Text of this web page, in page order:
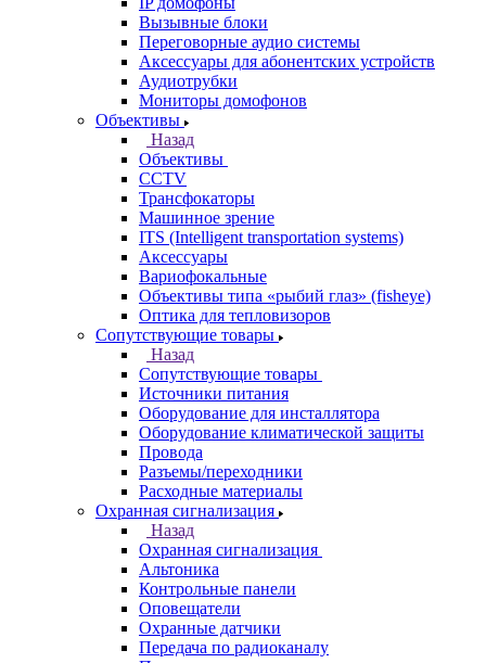
Вызывные блоки
Переговорные аудио системы
Аксессуары для абонентских устройств
Аудиотрубки
Мониторы домофонов
Объективы
Назад
Объективы
CCTV
Трансфокаторы
Машинное зрение
ITS (Intelligent transportation systems)
Аксессуары
Вариофокальные
Объективы типа «рыбий глаз» (fisheye)
Оптика для тепловизоров
Сопутствующие товары
Назад
Сопутствующие товары
Источники питания
Оборудование для инсталлятора
Оборудование климатической защиты
Провода
Разъемы/переходники
Расходные материалы
Охранная сигнализация
Назад
Охранная сигнализация
Альтоника
Контрольные панели
Оповещатели
Охранные датчики
Передача по радиоканалу